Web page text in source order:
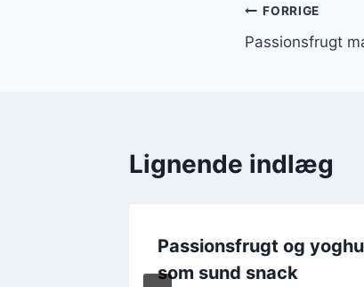
FORRIGE
Passionsfrugt
Lignende indlæg
Passionsfrugt og
som sund snack